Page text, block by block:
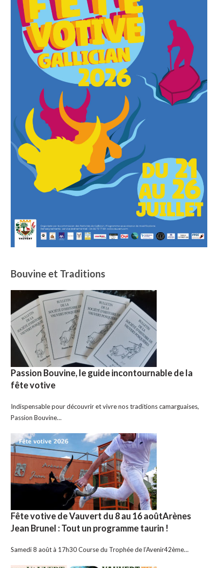
Bouvine et Traditions
Passion Bouvine, le guide incontournable de la
fête votive
Indispensable pour découvrir et vivre nos traditions camarguaises,
Passion Bouvine…
Fête votive de Vauvert du 8 au 16 aoûtArènes
Jean Brunel : Tout un programme taurin !
Samedi 8 août à 17h30 Course du Trophée de l’Avenir42ème…